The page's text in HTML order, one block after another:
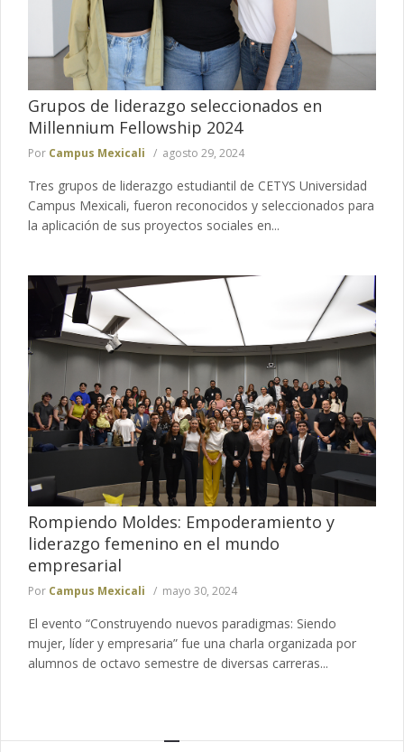
Grupos de liderazgo seleccionados en
Millennium Fellowship 2024
Por Campus Mexicali agosto 29, 2024
Tres grupos de liderazgo estudiantil de CETYS Universidad
Campus Mexicali, fueron reconocidos y seleccionados para
la aplicación de sus proyectos sociales en...
Rompiendo Moldes: Empoderamiento y
liderazgo femenino en el mundo
empresarial
Por Campus Mexicali mayo 30, 2024
El evento “Construyendo nuevos paradigmas: Siendo
mujer, líder y empresaria” fue una charla organizada por
alumnos de octavo semestre de diversas carreras...